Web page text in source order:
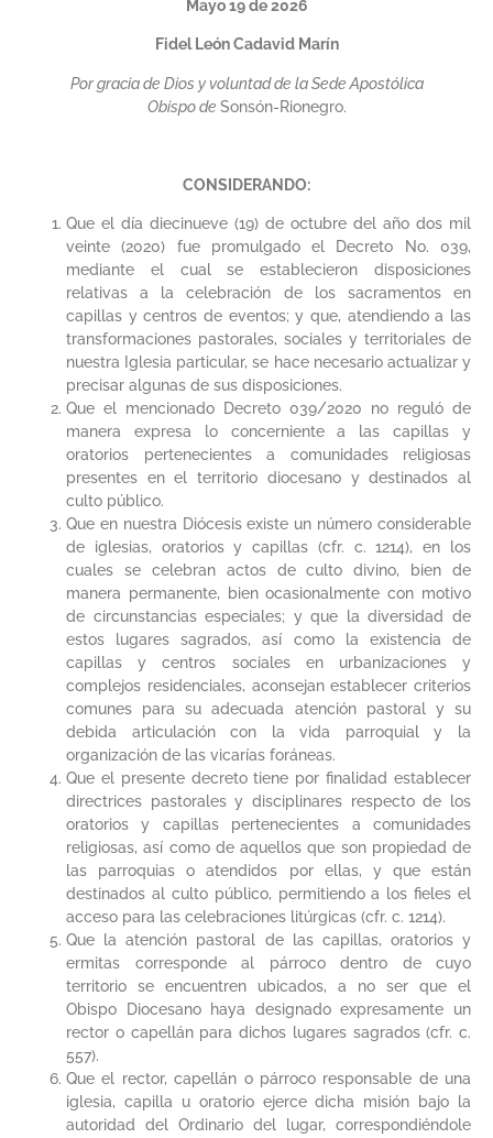
Mayo 19 de 2026
Fidel León Cadavid Marín
Por gracia de Dios y voluntad de la Sede Apostólica
Obispo de Sonsón-Rionegro.
CONSIDERANDO:
Que el día diecinueve (19) de octubre del año dos mil
veinte (2020) fue promulgado el Decreto No. 039,
mediante el cual se establecieron disposiciones
relativas a la celebración de los sacramentos en
capillas y centros de eventos; y que, atendiendo a las
transformaciones pastorales, sociales y territoriales de
nuestra Iglesia particular, se hace necesario actualizar y
precisar algunas de sus disposiciones.
Que el mencionado Decreto 039/2020 no reguló de
manera expresa lo concerniente a las capillas y
oratorios pertenecientes a comunidades religiosas
presentes en el territorio diocesano y destinados al
culto público.
Que en nuestra Diócesis existe un número considerable
de iglesias, oratorios y capillas (cfr. c. 1214), en los
cuales se celebran actos de culto divino, bien de
manera permanente, bien ocasionalmente con motivo
de circunstancias especiales; y que la diversidad de
estos lugares sagrados, así como la existencia de
capillas y centros sociales en urbanizaciones y
complejos residenciales, aconsejan establecer criterios
comunes para su adecuada atención pastoral y su
debida articulación con la vida parroquial y la
organización de las vicarías foráneas.
Que el presente decreto tiene por finalidad establecer
directrices pastorales y disciplinares respecto de los
oratorios y capillas pertenecientes a comunidades
religiosas, así como de aquellos que son propiedad de
las parroquias o atendidos por ellas, y que están
destinados al culto público, permitiendo a los fieles el
acceso para las celebraciones litúrgicas (cfr. c. 1214).
Que la atención pastoral de las capillas, oratorios y
ermitas corresponde al párroco dentro de cuyo
territorio se encuentren ubicados, a no ser que el
Obispo Diocesano haya designado expresamente un
rector o capellán para dichos lugares sagrados (cfr. c.
557).
Que el rector, capellán o párroco responsable de una
iglesia, capilla u oratorio ejerce dicha misión bajo la
autoridad del Ordinario del lugar, correspondiéndole